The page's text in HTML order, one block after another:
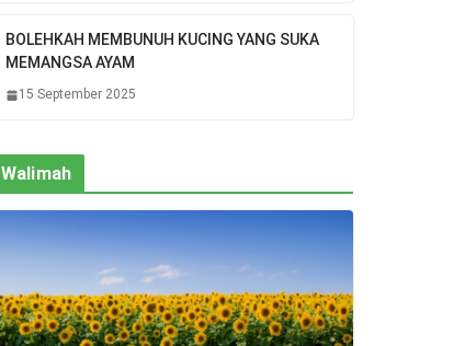
BOLEHKAH MEMBUNUH KUCING YANG SUKA
MEMANGSA AYAM
15 September 2025
Walimah